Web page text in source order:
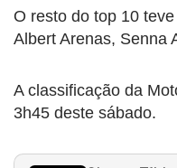
O resto do top 10
Albert Arenas, Senna
A classificação da
3h45 deste sábado.